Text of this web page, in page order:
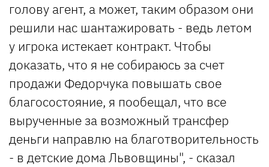
голову агент, а может, таким образом они
решили нас шантажировать - ведь летом
у игрока истекает контракт. Чтобы
доказать, что я не собираюсь за счет
продажи Федорчука повышать свое
благосостояние, я пообещал, что все
вырученные за возможный трансфер
деньги направлю на благотворительность
- в детские дома Львовщины", - сказал